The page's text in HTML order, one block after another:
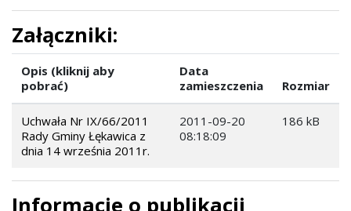
Załączniki:
Opis (kliknij aby
pobrać)
Data
zamieszczenia
Rozmiar
Uchwała Nr IX/66/2011
Rady Gminy Łękawica z
dnia 14 września 2011r.
2011-09-20
08:18:09
186 kB
Informacje o publikacji